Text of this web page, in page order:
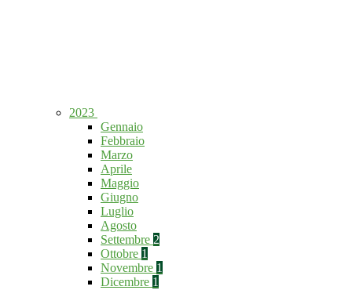
2023
Gennaio
Febbraio
Marzo
Aprile
Maggio
Giugno
Luglio
Agosto
Settembre 2
Ottobre 1
Novembre 1
Dicembre 1